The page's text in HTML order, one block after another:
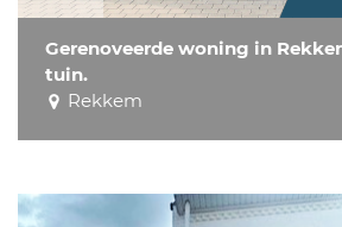
Gerenoveerde woning in
tuin.
Rekkem